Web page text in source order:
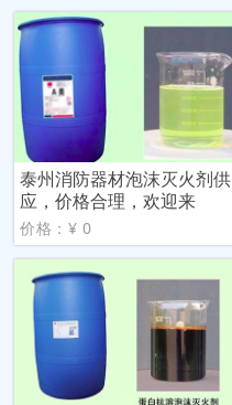
泰州消防器材泡沫灭火剂供
应，价格合理，欢迎来
价格：¥ 0